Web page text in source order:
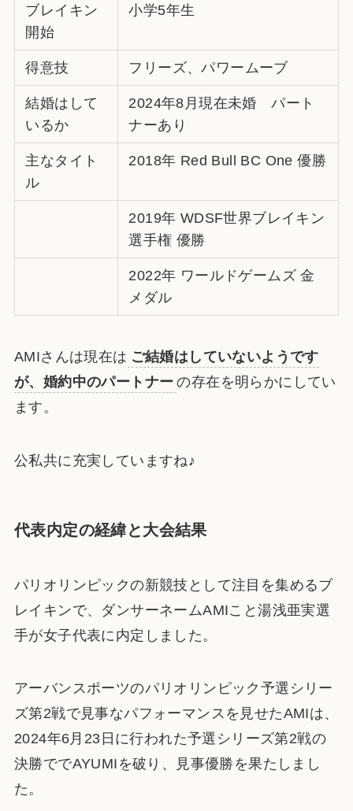
ブレイキン
開始
小学5年生
得意技 フリーズ、パワームーブ
結婚はして
いるか
2024年8月現在未婚 パート
ナーあり
主なタイト
ル
2018年 Red Bull BC One 優勝
2019年 WDSF世界ブレイキン
選手権 優勝
2022年 ワールドゲームズ 金
メダル
AMIさんは現在は ご結婚はしていないようです
が、婚約中のパートナー の存在を明らかにしてい
ます。
公私共に充実していますね♪
代表内定の経緯と大会結果
パリオリンピックの新競技として注目を集めるブ
レイキンで、ダンサーネームAMIこと湯浅亜実選
手が女子代表に内定しました。
アーバンスポーツのパリオリンピック予選シリー
ズ第2戦で見事なパフォーマンスを見せたAMIは、
2024年6月23日に行われた予選シリーズ第2戦の
決勝ででAYUMIを破り、見事優勝を果たしまし
た。